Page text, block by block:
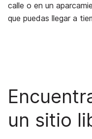
calle o en un
que puedas llegar a
un sitio